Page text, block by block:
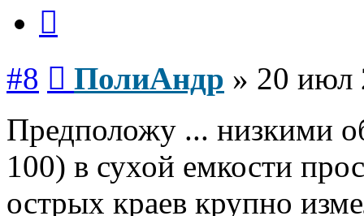
#8 ПолиАндр » 20 июл
Предположу ... низкими
100) в сухой емкости
острых краев крупно